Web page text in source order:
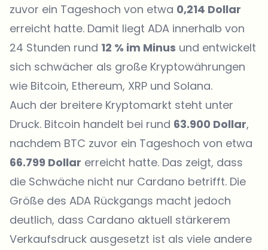
zuvor ein Tageshoch von etwa 0,214 Dollar
erreicht hatte. Damit liegt ADA innerhalb von
24 Stunden rund 12 % im Minus und entwickelt
sich schwächer als große Kryptowährungen
wie Bitcoin, Ethereum, XRP und Solana.
Auch der breitere Kryptomarkt steht unter
Druck. Bitcoin handelt bei rund 63.900 Dollar,
nachdem BTC zuvor ein Tageshoch von etwa
66.799 Dollar erreicht hatte. Das zeigt, dass
die Schwäche nicht nur Cardano betrifft. Die
Größe des ADA Rückgangs macht jedoch
deutlich, dass Cardano aktuell stärkerem
Verkaufsdruck ausgesetzt ist als viele andere